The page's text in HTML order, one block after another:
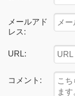
メールアド
レス:
URL:
コメント: